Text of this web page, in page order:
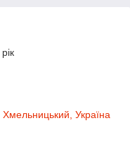
Україна